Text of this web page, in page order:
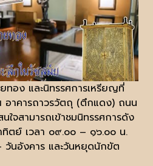
ทอง และนิทรรศการเหรียญที่
อาคารถาวรวัตถุ (ตึกแดง) ถนน
ใจสามารถเข้าชมนิทรรศการดัง
ตย์ เวลา ๐๙.๐๐ – ๑๖.๐๐ น.
วันอังคาร และวันหยุดนักขัต